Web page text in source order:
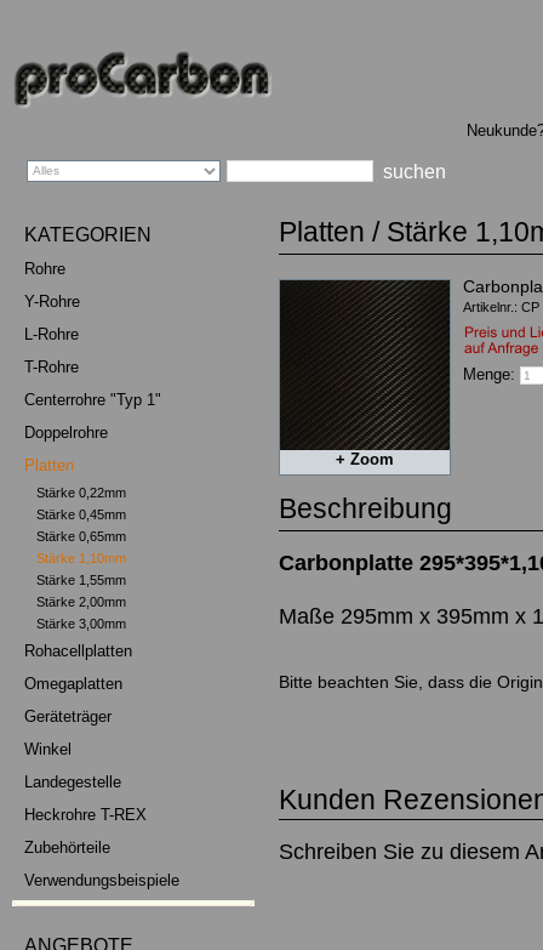
KATEGORIEN
Rohre
Y-Rohre
L-Rohre
T-Rohre
Centerrohre "Typ 1"
Doppelrohre
Platten
Stärke 0,22mm
Stärke 0,45mm
Stärke 0,65mm
Stärke 1,10mm
Stärke 1,55mm
Stärke 2,00mm
Stärke 3,00mm
Rohacellplatten
Omegaplatten
Geräteträger
Winkel
Landegestelle
Heckrohre T-REX
Zubehörteile
Verwendungsbeispiele
ANGEBOTE
Platten / Stärke
+ Zoom
Artikelnr.:
Menge:
Beschreibung
Carbonplatte
Maße 295mm x 395mm x
Bitte beachten Sie, dass die
Kunden
Schreiben Sie zu diesem